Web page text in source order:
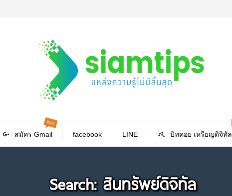
สมัคร Gmail
hot
facebook LINE บิทคอย เหรียญดิจิทัล
Search: สินทรัพย์ดิจิทัล